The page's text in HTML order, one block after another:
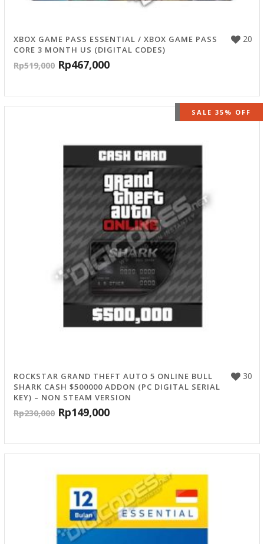
20
XBOX GAME PASS ESSENTIAL / XBOX GAME PASS
CORE 3 MONTH US (DIGITAL CODES)
Rp519,000 Rp467,000
OUT OF STOCK
SALE 35% OFF
30
ROCKSTAR GRAND THEFT AUTO 5 ONLINE BULL
SHARK CASH $500000 ADDON (PC DIGITAL SERIAL
KEY) – NON STEAM VERSION
Rp230,000 Rp149,000